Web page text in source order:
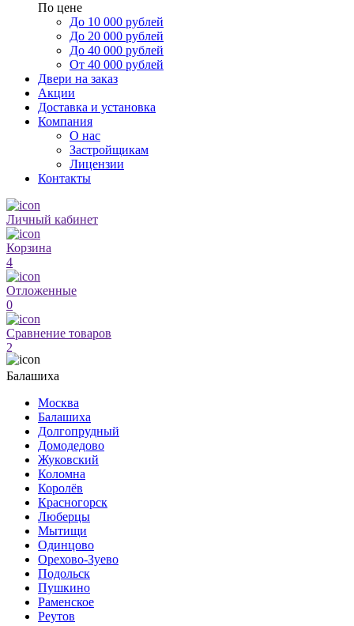
По цене
До 10 000 рублей
До 20 000 рублей
До 40 000 рублей
От 40 000 рублей
Двери на заказ
Акции
Доставка и установка
Компания
О нас
Застройщикам
Лицензии
Контакты
Личный кабинет
Корзина
4
Отложенные
0
Сравнение товаров
2
Балашиха
Москва
Балашиха
Долгопрудный
Домодедово
Жуковский
Коломна
Королёв
Красногорск
Люберцы
Мытищи
Одинцово
Орехово-Зуево
Подольск
Пушкино
Раменское
Реутов